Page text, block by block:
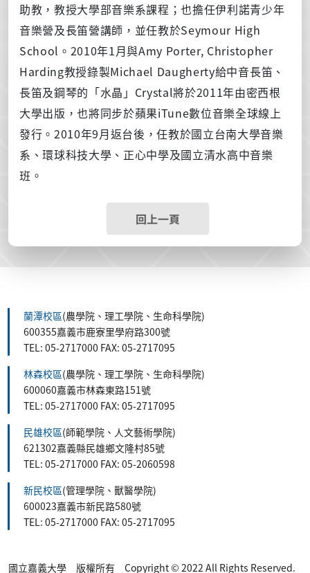
助教，教授大學部音樂系課程；也擔任伊利諾青少年
音樂營及長笛營講師，並任教於Seymour High
School。2010年1月與Amy Porter, Christopher
Harding教授錄製Michael Daugherty給中音長笛、
長笛及鋼琴的「水晶」Crystal將於2011年由密西根
大學出版，也將同步於蘋果iTune數位音樂全球線上
發行。2010年9月返台後，任教於國立台南大學音樂
系、環球科技大學、正心中學及國立清水高中音樂
班。
回上一頁
蘭潭校區(農學院、理工學院、生命科學院)
600355嘉義市鹿寮里學府路300號
TEL: 05-2717000 FAX: 05-2717095
林森校區(農學院、理工學院、生命科學院)
600060嘉義市林森東路151號
TEL: 05-2717000 FAX: 05-2717095
民雄校區(師範學院、人文藝術學院)
621302嘉義縣民雄鄉文隆村85號
TEL: 05-2717000 FAX: 05-2060598
新民校區(管理學院、獸醫學院)
600023嘉義市新民路580號
TEL: 05-2717000 FAX: 05-2717095
國立嘉義大學 版權所有 Copyright © 2022 All Rights Reserved.